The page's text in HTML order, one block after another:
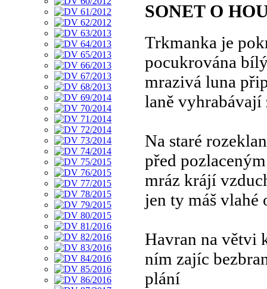
SONET O
Trkmanka je
pocukrována
mrazivá luna
laně vyhrabávají
Na staré
před
mráz krájí
jen ty máš vlahé
Havran na větvi
ním zajíc
plání